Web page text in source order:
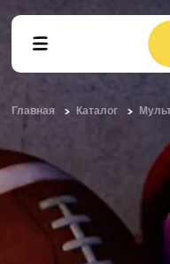
Главная Каталог